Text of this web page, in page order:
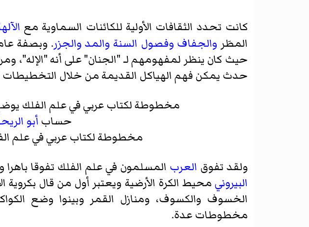
كانت تحدد الثقافات الأولية للكائنات السماوية مع
المطَر والجفاف وفصول السنة والمد والجزر. وبصفة
حيث كان ينظر لمفهومهم لـ "الجنان" على أنه "الإله"،
حدث يمكن فهم الهياكل القديمة من خلال التخطيطات
مخطوطة لكتاب عربي في علم الفلك
حساب أبو
مخطوطة لكتاب عربي في علم
ولقد تفوق العرب المسلمون في علم الفلك تفوقا باهرا
البيروني محيط الكرة الأرضية ويعتبر أول من قال
الخسوف والكسوف، ومنازل القمر وبينوا وضع
مخطوطات عدة.